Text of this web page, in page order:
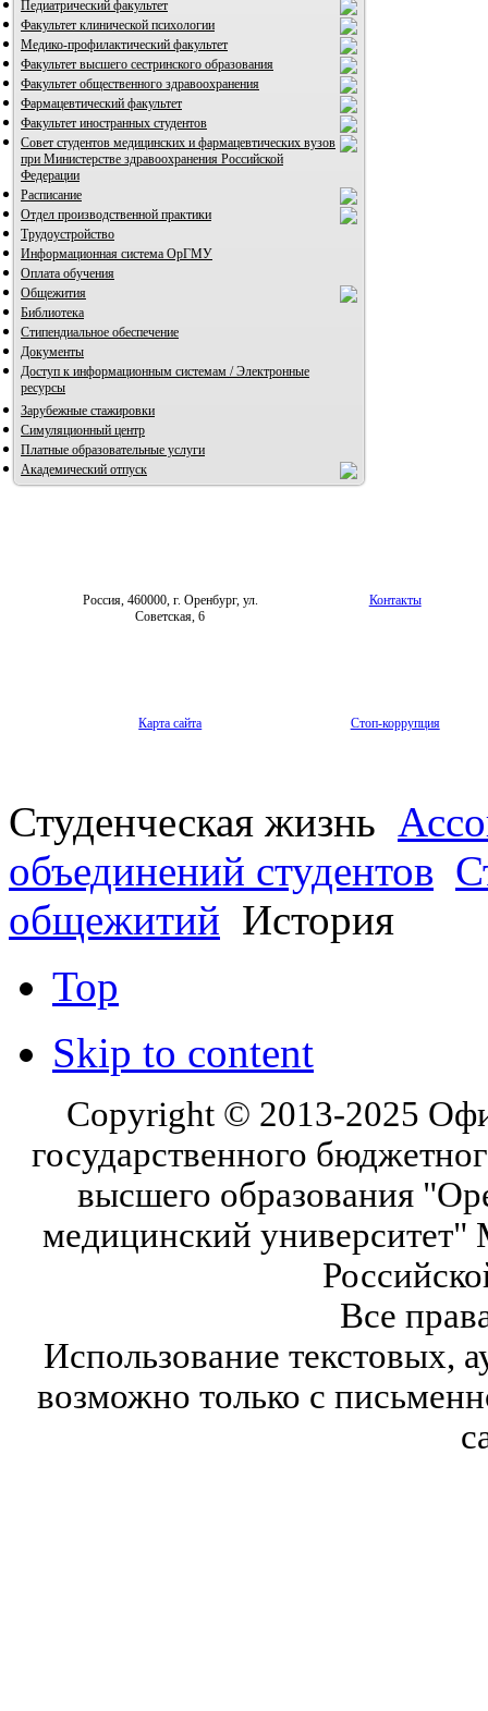
Педиатрический факультет
Факультет клинической психологии
Медико-профилактический факультет
Факультет высшего сестринского образования
Факультет общественного здравоохранения
Фармацевтический факультет
Факультет иностранных студентов
Совет студентов медицинских и фармацевтических вузов
при Министерстве здравоохранения Российской
Федерации
Расписание
Отдел производственной практики
Трудоустройство
Информационная система ОрГМУ
Оплата обучения
Общежития
Библиотека
Стипендиальное обеспечение
Документы
Доступ к информационным системам / Электронные
ресурсы
Зарубежные стажировки
Симуляционный центр
Платные образовательные услуги
Академический отпуск
Россия, 460000, г. Оренбург, ул.
Советская, 6
Контакты
Карта сайта Стоп-коррупция
Студенческая жизнь
объединений студентов
общежитий История
Top
Skip to content
Copyright © 2013-2025
государственного
высшего образования
медицинский университет"
Все
Использование текстовых,
возможно только с